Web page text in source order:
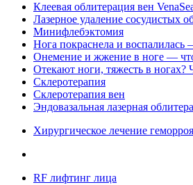
Клеевая облитерация вен
Лазерное удаление сосудистых
Минифлебэктомия
Нога покраснела и воспалилась
Онемение и жжение в ноге —
Отекают ноги, тяжесть в ногах?
Склеротерапия
Склеротерапия вен
Эндовазальная лазерная
Хирургическое лечение геморроя
RF лифтинг лица